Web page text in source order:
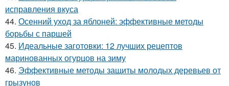
исправления вкуса
44. Осенний уход за яблоней: эффективные методы
борьбы с паршей
45. Идеальные заготовки: 12 лучших рецептов
маринованных огурцов на зиму
46. Эффективные методы защиты молодых деревьев от
грызунов